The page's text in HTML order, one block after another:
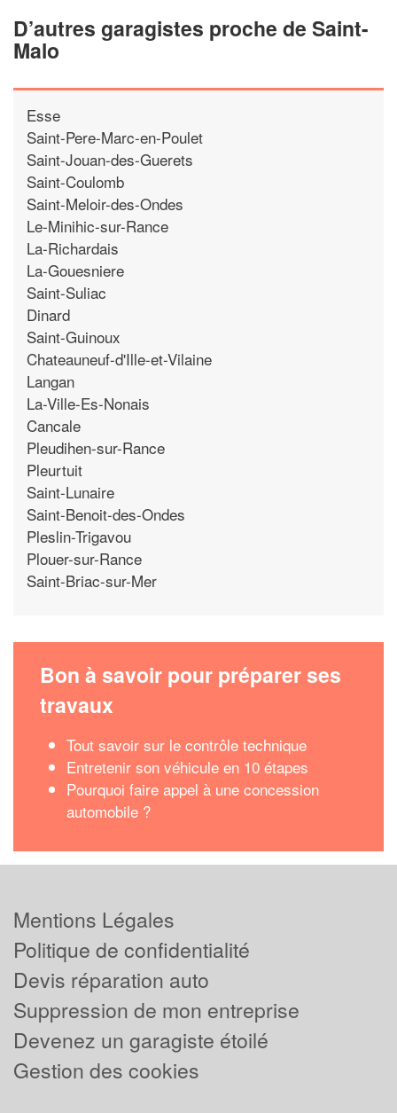
D’autres garagistes proche de Saint-
Malo
Esse
Saint-Pere-Marc-en-Poulet
Saint-Jouan-des-Guerets
Saint-Coulomb
Saint-Meloir-des-Ondes
Le-Minihic-sur-Rance
La-Richardais
La-Gouesniere
Saint-Suliac
Dinard
Saint-Guinoux
Chateauneuf-d'Ille-et-Vilaine
Langan
La-Ville-Es-Nonais
Cancale
Pleudihen-sur-Rance
Pleurtuit
Saint-Lunaire
Saint-Benoit-des-Ondes
Pleslin-Trigavou
Plouer-sur-Rance
Saint-Briac-sur-Mer
Bon à savoir pour préparer ses
travaux
Tout savoir sur le contrôle technique
Entretenir son véhicule en 10 étapes
Pourquoi faire appel à une concession
automobile ?
Mentions Légales
Politique de confidentialité
Devis réparation auto
Suppression de mon entreprise
Devenez un garagiste étoilé
Gestion des cookies